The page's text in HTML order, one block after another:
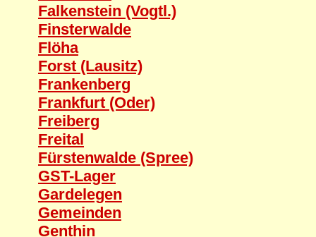
Falkenstein (Vogtl.)
Finsterwalde
Flöha
Forst (Lausitz)
Frankenberg
Frankfurt (Oder)
Freiberg
Freital
Fürstenwalde (Spree)
GST-Lager
Gardelegen
Gemeinden
Genthin